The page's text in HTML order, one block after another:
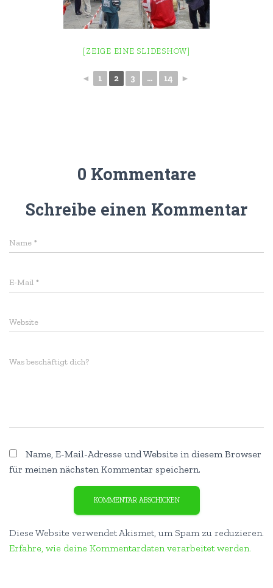
[ZEIGE EINE SLIDESHOW]
◄ 1 2 3 ... 14 ►
0 Kommentare
Schreibe einen Kommentar
Name *
E-Mail *
Website
Was beschäftigt dich?
Name, E-Mail-Adresse und Website in diesem Browser
für meinen nächsten Kommentar speichern.
Diese Website verwendet Akismet, um Spam zu reduzieren.
Erfahre, wie deine Kommentardaten verarbeitet werden.